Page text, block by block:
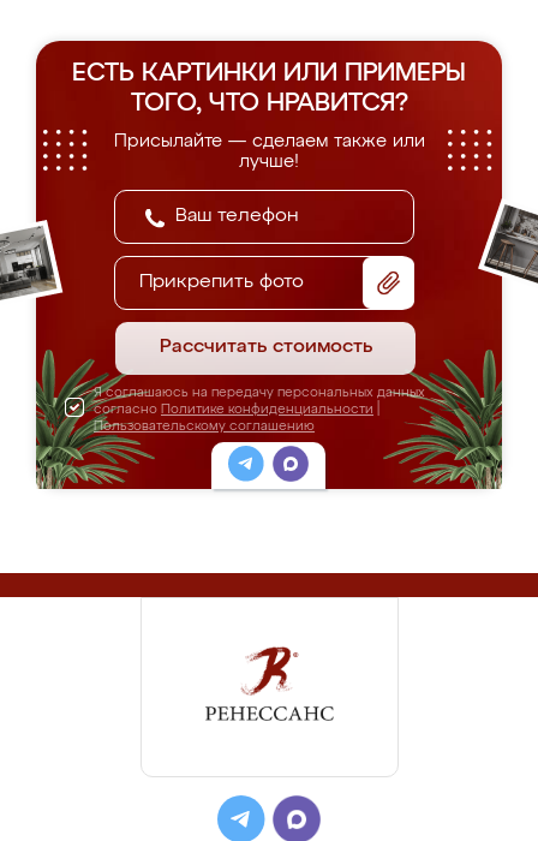
ЕСТЬ КАРТИНКИ ИЛИ ПРИМЕРЫ
ТОГО, ЧТО НРАВИТСЯ?
Присылайте — сделаем также или
лучше!
Прикрепить фото
Рассчитать стоимость
Я соглашаюсь на передачу персональных данных
согласно Политике конфиденциальности
Пользовательскому соглашению